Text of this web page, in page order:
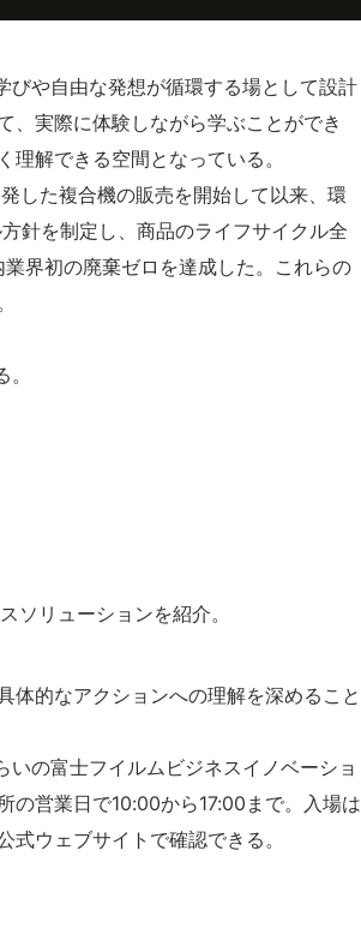
びや自由な発想が循環する場として設計
、実際に体験しながら学ぶことができ
解できる空間となっている。
した複合機の販売を開始して以来、環
針を制定し、商品のライフサイクル全
界初の廃棄ゼロを達成した。これらの
ソリューションを紹介。
体的なアクションへの理解を深めること
いの富士フイルムビジネスイノベーショ
の営業日で10:00から17:00まで。入場は
ウェブサイトで確認できる。